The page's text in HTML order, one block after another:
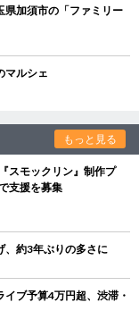
加須市の「ファミリー
マルシェ
もっと見る
スモックリン』制作プ
支援を募集
、約3年ぶりの多さに
ブ予算4万円超、渋滞・